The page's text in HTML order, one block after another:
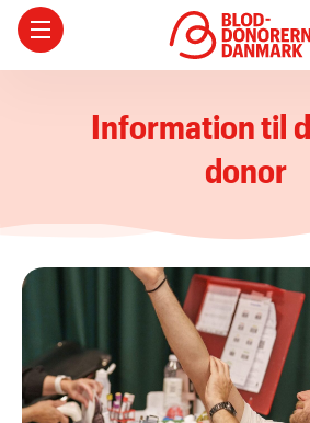
Information til
donor